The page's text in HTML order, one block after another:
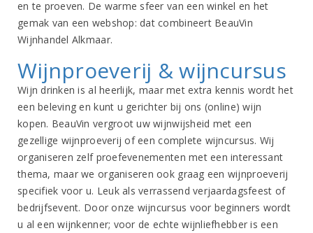
en te proeven. De warme sfeer van een winkel en het
gemak van een webshop: dat combineert BeauVin
Wijnhandel Alkmaar.
Wijnproeverij & wijncursus
Wijn drinken is al heerlijk, maar met extra kennis wordt het
een beleving en kunt u gerichter bij ons (online) wijn
kopen. BeauVin vergroot uw wijnwijsheid met een
gezellige wijnproeverij of een complete wijncursus. Wij
organiseren zelf proefevenementen met een interessant
thema, maar we organiseren ook graag een wijnproeverij
specifiek voor u. Leuk als verrassend verjaardagsfeest of
bedrijfsevent. Door onze wijncursus voor beginners wordt
u al een wijnkenner; voor de echte wijnliefhebber is een